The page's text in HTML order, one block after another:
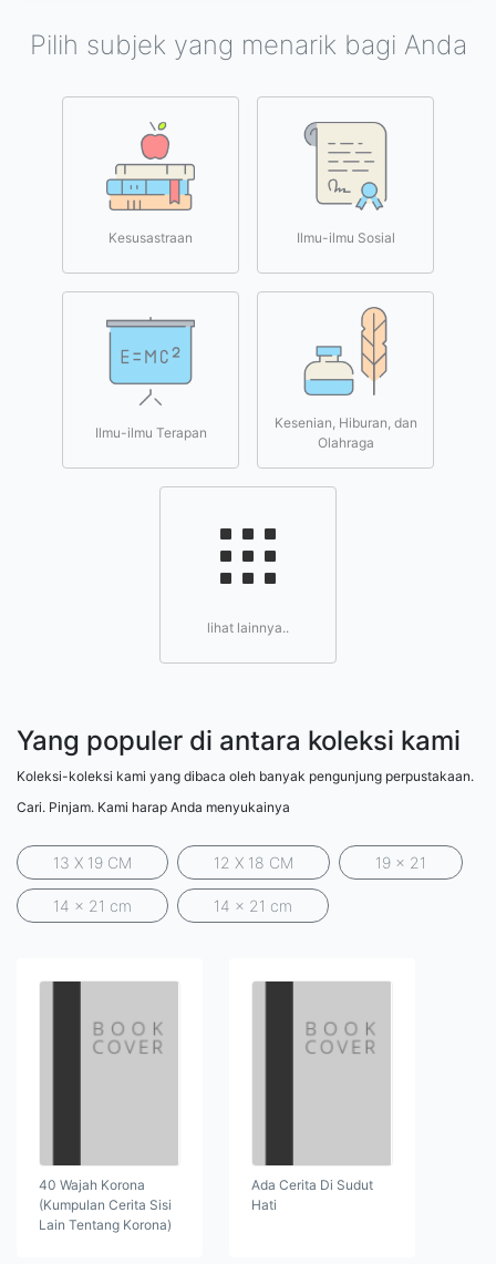
Pilih subjek yang menarik bagi Anda
Kesusastraan Ilmu-ilmu Sosial
Ilmu-ilmu Terapan
Kesenian, Hiburan, dan
Olahraga
lihat lainnya..
Yang populer di antara koleksi kami
Koleksi-koleksi kami yang dibaca oleh banyak pengunjung perpustakaan.
Cari. Pinjam. Kami harap Anda menyukainya
13 X 19 CM 12 X 18 CM 19 x 21
14 x 21 cm 14 x 21 cm
40 Wajah Korona
(Kumpulan Cerita Sisi
Lain Tentang Korona)
Ada Cerita Di Sudut
Hati